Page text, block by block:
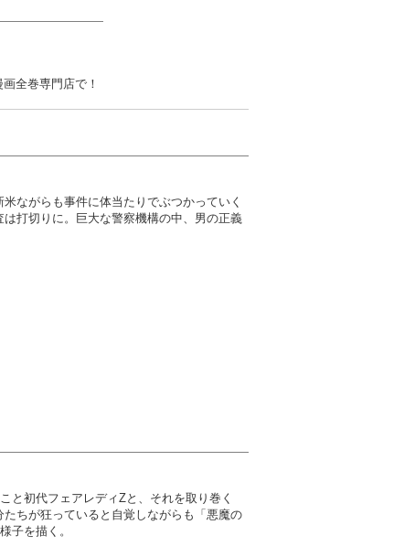
全巻専門店で！
ながらも事件に体当たりでぶつかっていく
打切りに。巨大な警察機構の中、男の正義
と初代フェアレディZと、それを取り巻く
ちが狂っていると自覚しながらも「悪魔の
子を描く。